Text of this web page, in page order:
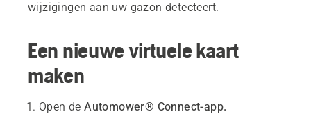
wijzigingen aan uw gazon detecteert.
Een nieuwe virtuele kaart
maken
Open deAutomower® Connect-app.